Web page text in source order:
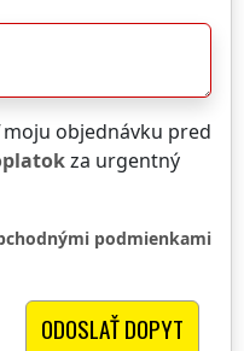
objednávku pred
za urgentný
podmienkami